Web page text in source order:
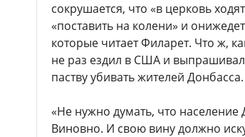
сокрушается, что «в церковь
«поставить на колени» и
которые читает Филарет. Что ж,
не раз ездил в США и
паству убивать жителей Донбасса.
«Не нужно думать, что население
Виновно. И свою вину должно